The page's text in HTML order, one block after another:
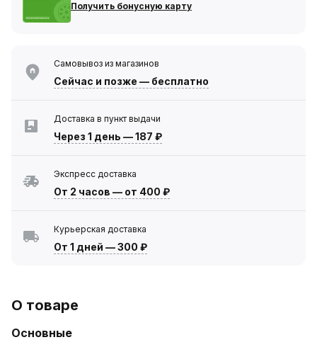
Получить бонусную карту
Самовывоз из магазинов
Сейчас и позже — бесплатно
Доставка в пункт выдачи
Через 1 день —187 ₽
Экспресс доставка
От 2 часов — от 400 ₽
Курьерская доставка
От 1 дней —300 ₽
О товаре
Основные